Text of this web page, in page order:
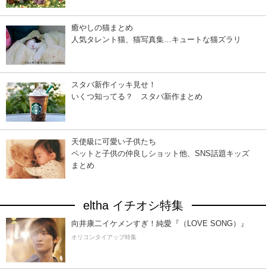
癒やしの猫まとめ
人気タレント猫、猫写真集…キュートな猫ズラリ
スタバ新作イッキ見せ！
いくつ知ってる？ スタバ新作まとめ
天使級に可愛い子供たち
ペットと子供の仲良しショット他、SNS話題キッズ
まとめ
eltha イチオシ特集
向井康二イケメンすぎ！純愛『（LOVE SONG）』
オリコンタイアップ特集